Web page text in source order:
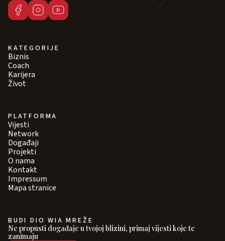
KATEGORIJE
Biznis
Coach
Karijera
Život
PLATFORMA
Vijesti
Network
Događaji
Projekti
O nama
Kontakt
Impressum
Mapa stranice
BUDI DIO WIA MREŽE
Ne propusti događaje u tvojoj blizini, primaj vijesti koje te
zanimaju